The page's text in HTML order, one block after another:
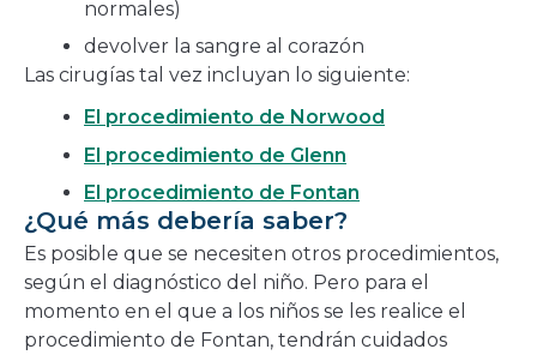
normales)
devolver la sangre al corazón
Las cirugías tal vez incluyan lo siguiente:
El procedimiento de Norwood
El procedimiento de Glenn
El procedimiento de Fontan
¿Qué más debería saber?
Es posible que se necesiten otros procedimientos,
según el diagnóstico del niño. Pero para el
momento en el que a los niños se les realice el
procedimiento de Fontan, tendrán cuidados